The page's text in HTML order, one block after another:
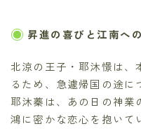
昇進の喜びと江南へ
北涼の王子・耶沐憬は、
るため、急遽帰国の途
耶沐蓁は、あの日の神業
鴻に密かな恋心を抱いて